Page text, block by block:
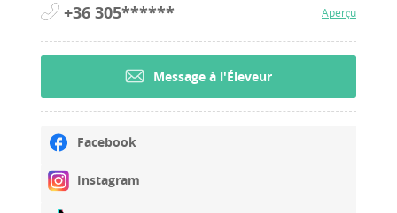
+36 305****** Aperçu
Message à l'Éleveur
Facebook
Instagram